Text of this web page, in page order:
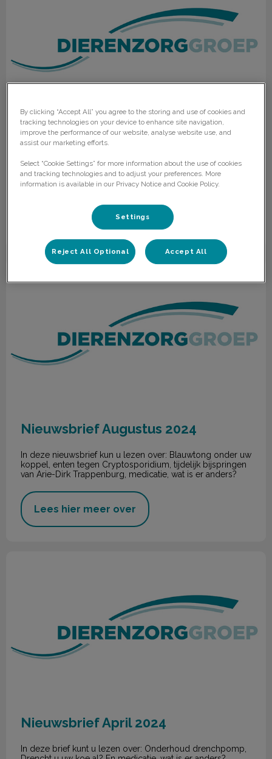
Nieuwsbrief November 2024
In deze brief kunt u lezen over: warm welkom voor de
nieuwe klante, save the date: Boerenavond, interessante
lezingen voor u, medicatie: wat is er anders?
Lees hier meer over
Nieuwsbrief Augustus 2024
Nieuwsbrief Augustus 2024
In deze nieuwsbrief kun u lezen over: Blauwtong onder uw
koppel, enten tegen Cryptosporidium, tijdelijk bijspringen
van Arie-Dirk Trappenburg, medicatie, wat is er anders?
Lees hier meer over
Nieuwsbrief April 2024
In deze brief kunt u lezen over: Onderhoud drenchpomp,
By clicking “Accept All” you agree to the storing and use of cookies and
tracking technologies on your device to enhance site navigation,
improve the performance of our website, analyse website use, and
assist our marketing efforts.
Select “Cookie Settings” for more information about the use of cookies
and tracking technologies and to adjust your preferences. More
information is available in our Privacy Notice and Cookie Policy.
Settings
Reject All Optional Accept All